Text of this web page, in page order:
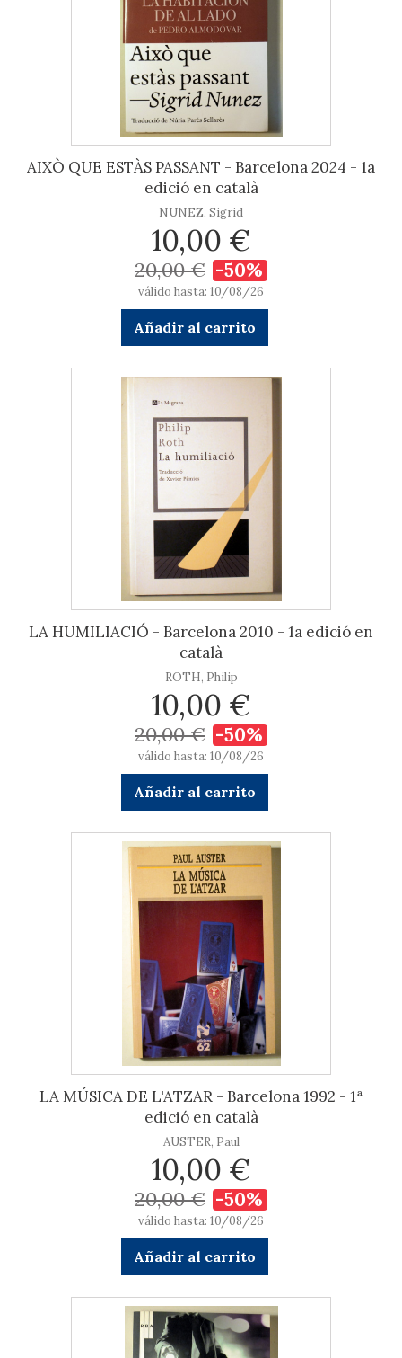
AIXÒ QUE ESTÀS PASSANT - Barcelona 2024 - 1a
edició en català
NUNEZ, Sigrid
10,00 €
20,00 € -50%
válido hasta: 10/08/26
Añadir al carrito
LA HUMILIACIÓ - Barcelona 2010 - 1a edició en
català
ROTH, Philip
10,00 €
20,00 € -50%
válido hasta: 10/08/26
Añadir al carrito
LA MÚSICA DE L'ATZAR - Barcelona 1992 - 1ª
edició en català
AUSTER, Paul
10,00 €
20,00 € -50%
válido hasta: 10/08/26
Añadir al carrito